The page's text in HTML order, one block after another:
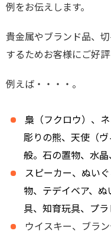
例をお伝えします。
貴金属やブランド品、
するためお客様にご好評
例えば・・・・。
梟（フクロウ）、
彫りの熊、天使（
般。石の置物、水晶
スピーカー、ぬい
物、テデイベア、
具、知育玩具、プラ
ウイスキー、ブラ